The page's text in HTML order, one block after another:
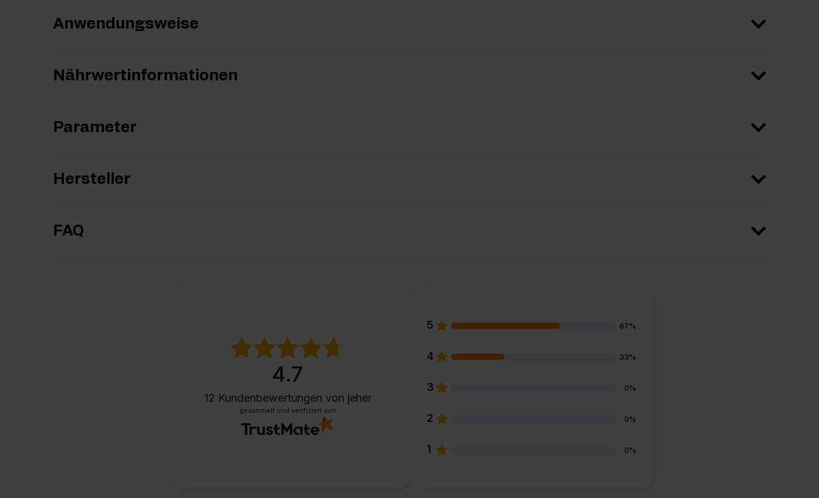
Anwendungsweise
Nährwertinformationen
Parameter
Hersteller
FAQ
4.7
12 Kundenbewertungen von jeher
gesammelt und verifiziert von
5 67%
4 33%
3 0%
2 0%
1 0%